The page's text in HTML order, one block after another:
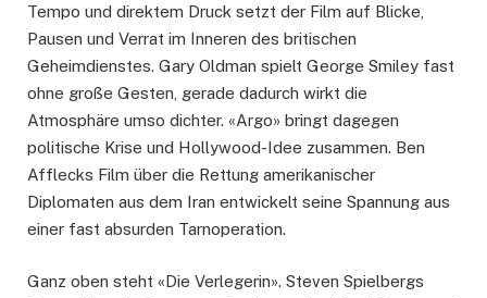
Tempo und direktem Druck setzt der Film auf Blicke,
Pausen und Verrat im Inneren des britischen
Geheimdienstes. Gary Oldman spielt George Smiley fast
ohne große Gesten, gerade dadurch wirkt die
Atmosphäre umso dichter. «Argo» bringt dagegen
politische Krise und Hollywood-Idee zusammen. Ben
Afflecks Film über die Rettung amerikanischer
Diplomaten aus dem Iran entwickelt seine Spannung aus
einer fast absurden Tarnoperation.
Ganz oben steht «Die Verlegerin». Steven Spielbergs